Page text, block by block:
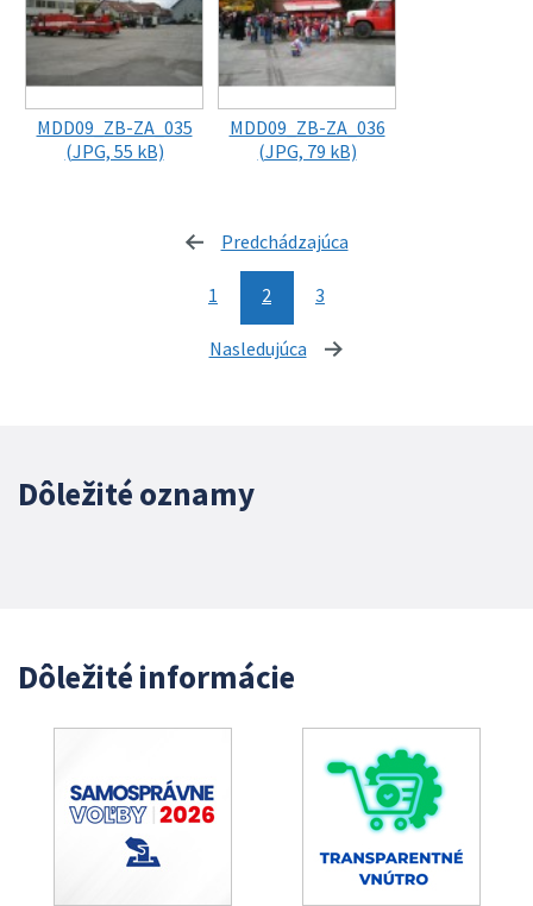
MDD09_ZB-ZA_035
(JPG, 55 kB)
MDD09_ZB-ZA_036
(JPG, 79 kB)
Predchádzajúca
1 2 3
Nasledujúca stránka
Dôležité oznamy
Dôležité informácie